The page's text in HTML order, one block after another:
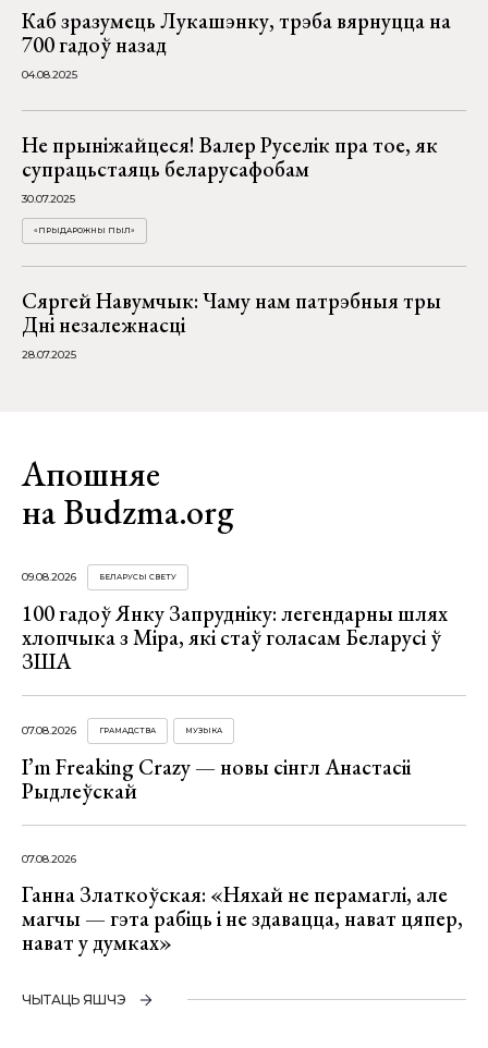
Каб зразумець Лукашэнку, трэба вярнуцца на
700 гадоў назад
04.08.2025
Не прыніжайцеся! Валер Руселік пра тое, як
супрацьстаяць беларусафобам
30.07.2025
«ПРЫДАРОЖНЫ ПЫЛ»
Сяргей Навумчык: Чаму нам патрэбныя тры
Дні незалежнасці
28.07.2025
Апошняе
на Budzma.org
09.08.2026 БЕЛАРУСЫ СВЕТУ
100 гадоў Янку Запрудніку: легендарны шлях
хлопчыка з Міра, які стаў голасам Беларусі ў
ЗША
07.08.2026 ГРАМАДСТВА МУЗЫКА
I’m Freaking Crazy — новы сінгл Анастасіі
Рыдлеўскай
07.08.2026
Ганна Златкоўская: «Няхай не перамаглі, але
магчы — гэта рабіць і не здавацца, нават цяпер,
нават у думках»
ЧЫТАЦЬ ЯШЧЭ